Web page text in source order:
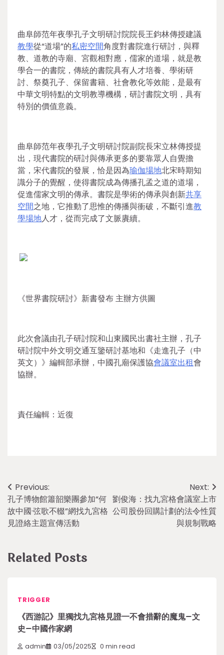
曲阜師范年夜學孔子文明研討院院長王鈞林傳授建議
教學從“道場”的私密空間角度對書院進行研討，與釋
教、道教的寺廟、宮觀相對應，儒家的道場，就是教
學合一的書院，傳統的書院具有人才培養、學術研
討、祭奠孔子、保留書籍、社會教化等效能，是最有
中華文明特點的文明教導機構，研討書院文明，具有
特別的價值意義。
曲阜師范年夜學孔子文明研討院副院長宋立林傳授提
出，現代書院的研討與傳承更多的要靠眾人自覺擔
當，宋代書院的發展，恰是因為瑜伽場地北宋時期知
識分子的覺醒，使得書院成為傳播孔孟之道的道場，
促進儒家文明的傳承。書院是學術的傳承與創新共享
空間之地，它推動了思惟的傳播與衝破，不斷引進教
學場地人才，從而完成了文脈賡續。
《世界書院研討》新書發布 主辦方供圖
此次會議由孔子研討院和山東國民出書社主辦，孔子
研討院中外文明交通互鑒研討基地和《走進孔子（中
英文）》編輯部承辦，中國孔廟保護協會議室出租會
協辦。
責任編輯：近復
Post
navigation
Previous:
孔子博物館簫韶樂團參加“何
故中國·弦歌不輟”網找九宮格
見證絡主題宣傳活動
Next:
劉俊海：找九宮格會議室上市
公司股份回購計劃的法令性質
與規制戰略
Related Posts
TRIGGER
《西游記》里獨找九宮格見證一不會措辭的魔鬼–文
史–中國作家網
admin 03/05/2025 0 min read